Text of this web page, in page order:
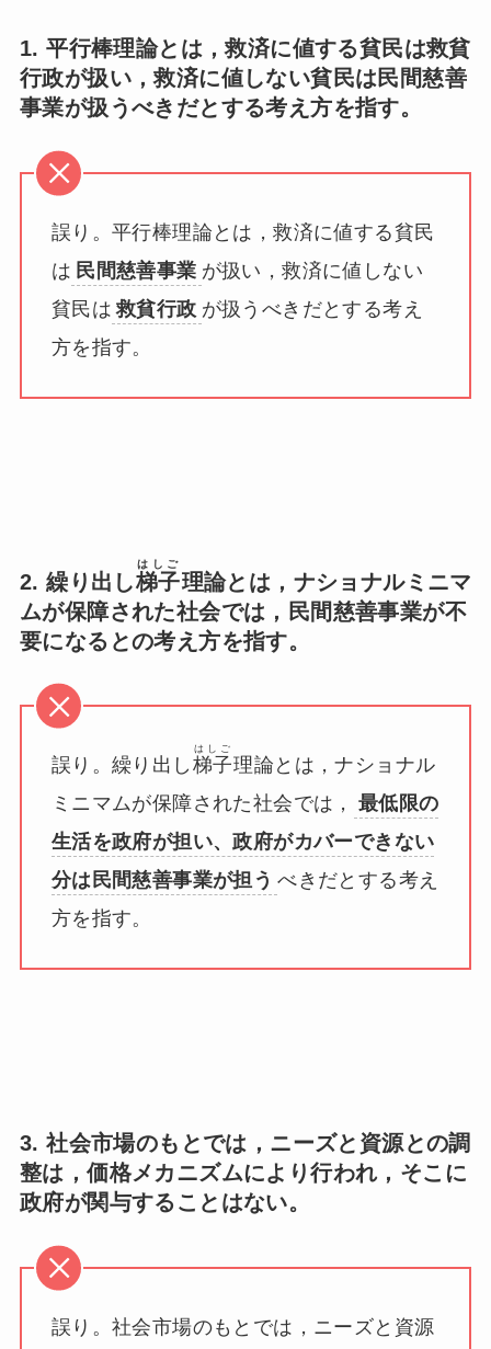
1. 平行棒理論とは，救済に値する貧民は救貧
行政が扱い，救済に値しない貧民は民間慈善
事業が扱うべきだとする考え方を指す。
誤り。平行棒理論とは，救済に値する貧民
は 民間慈善事業 が扱い，救済に値しない
貧民は 救貧行政 が扱うべきだとする考え
方を指す。
2. 繰り出し梯子
はしご
理論とは，ナショナルミニマ
ムが保障された社会では，民間慈善事業が不
要になるとの考え方を指す。
誤り。繰り出し 梯子
はしご
理論とは，ナショナル
ミニマムが保障された社会では，
最低限の
生活を政府が担い、政府がカバーできない
分は民間慈善事業が担う べきだとする考え
方を指す。
3. 社会市場のもとでは，ニーズと資源との調
整は，価格メカニズムにより行われ，そこに
政府が関与することはない。
誤り。社会市場のもとでは，ニーズと資源